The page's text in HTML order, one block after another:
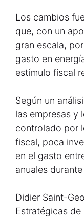
Los cambios
que, con un
gran escala,
gasto en
estímulo fiscal
Según un
las empresas y
controlado por
fiscal, poca
en el gasto
anuales
Didier Saint-
Estratégicas